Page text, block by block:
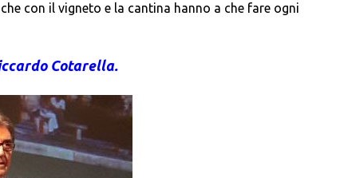
con il vigneto e la cantina hanno a che fare ogni
Cotarella.